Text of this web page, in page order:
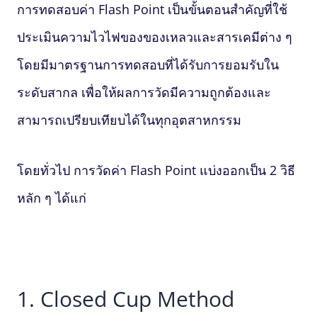
การทดสอบค่า Flash Point เป็นขั้นตอนสำคัญที่ใช้
ประเมินความไวไฟของของเหลวและสารเคมีต่าง ๆ
โดยมีมาตรฐานการทดสอบที่ได้รับการยอมรับใน
ระดับสากล เพื่อให้ผลการวัดมีความถูกต้องและ
สามารถเปรียบเทียบได้ในทุกอุตสาหกรรม
โดยทั่วไป การวัดค่า Flash Point แบ่งออกเป็น 2 วิธี
หลัก ๆ ได้แก่
1. Closed Cup Method